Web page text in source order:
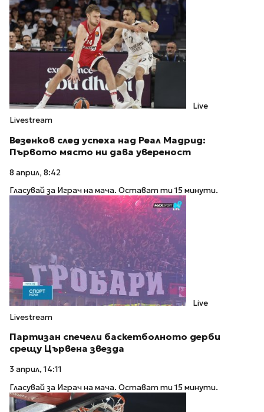
Live
Livestream
Везенков след успеха над Реал Мадрид:
Първото място ни дава увереност
8 април, 8:42
Гласувай за Играч на мача. Остават ти 15 минути.
Live
Livestream
Партизан спечели баскетболното дерби
срещу Цървена звезда
3 април, 14:11
Гласувай за Играч на мача. Остават ти 15 минути.